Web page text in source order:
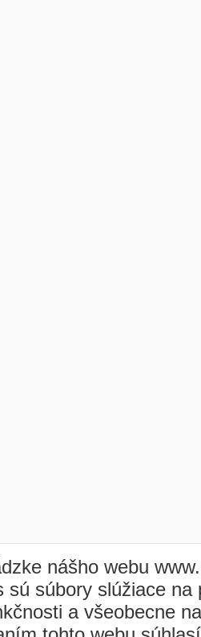
nášho webu
sú súbory slúžiace
a všeobecne